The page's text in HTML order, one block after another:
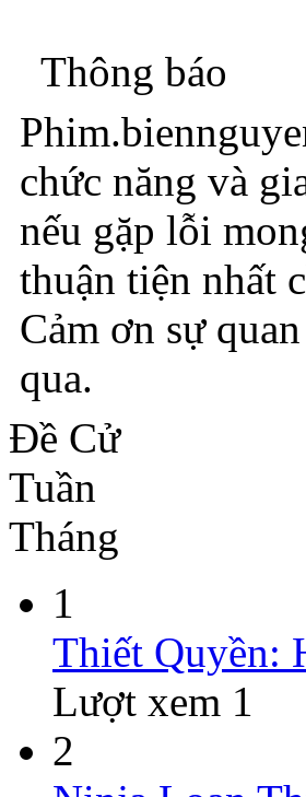
Thông báo
chức năng và
nếu gặp lỗi
thuận tiện nhất
Cảm ơn sự
qua.
Đề Cử
Tuần
Tháng
1
Thiết Quyền:
Lượt xem 1
2